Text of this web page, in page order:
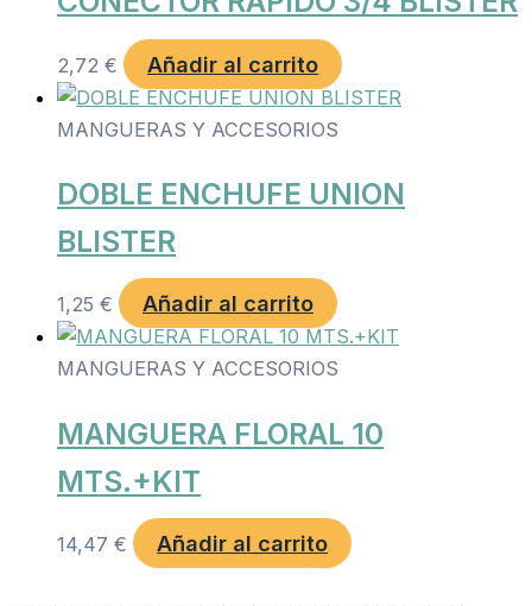
2,72 € Añadir al carrito
MANGUERAS Y ACCESORIOS
DOBLE ENCHUFE UNION
BLISTER
1,25 € Añadir al carrito
MANGUERAS Y ACCESORIOS
MANGUERA FLORAL 10
MTS.+KIT
14,47 € Añadir al carrito